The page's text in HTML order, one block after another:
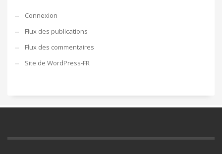
Connexion
Flux des publications
Flux des commentaires
Site de WordPress-FR